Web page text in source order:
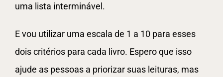
uma lista interminável.
E vou utilizar uma escala de 1 a 10 para esses
dois critérios para cada livro. Espero que isso
ajude as pessoas a priorizar suas leituras, mas